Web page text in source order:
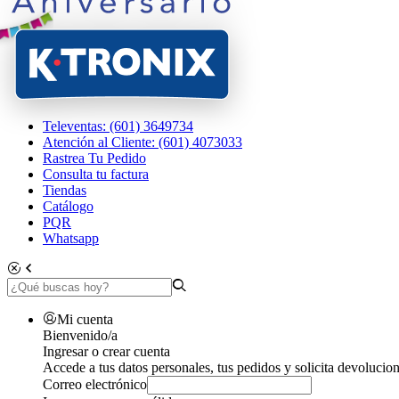
Televentas: (601) 3649734
Atención al Cliente: (601) 4073033
Rastrea Tu Pedido
Consulta tu factura
Tiendas
Catálogo
PQR
Whatsapp
Mi cuenta
Bienvenido/a
Ingresar o crear cuenta
Accede a tus datos personales, tus pedidos y solicita
Correo electrónico